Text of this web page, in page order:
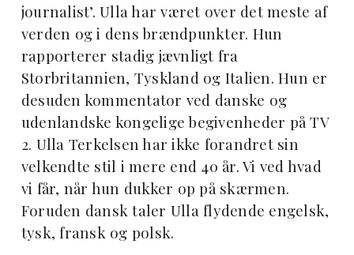
journalist’. Ulla har været over det meste af
verden og i dens brændpunkter. Hun
rapporterer stadig jævnligt fra
Storbritannien, Tyskland og Italien. Hun er
desuden kommentator ved danske og
udenlandske kongelige begivenheder på TV
2. Ulla Terkelsen har ikke forandret sin
velkendte stil i mere end 40 år. Vi ved hvad
vi får, når hun dukker op på skærmen.
Foruden dansk taler Ulla flydende engelsk,
tysk, fransk og polsk.